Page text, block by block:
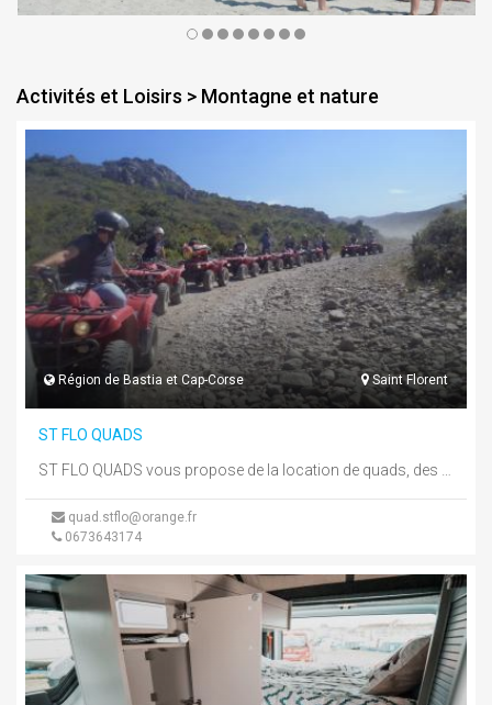
Activités et Loisirs > Montagne et nature
Région de Bastia et Cap-Corse Saint Florent
ST FLO QUADS
quad.stflo@orange.fr
0673643174